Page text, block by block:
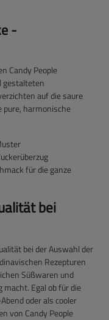
-
Candy People
gestalteten
auf die saure
harmonische
für die ganze
bei
bei der Auswahl der
Rezepturen
Süßwaren und
Egal ob für die
oder als cooler
von Candy People